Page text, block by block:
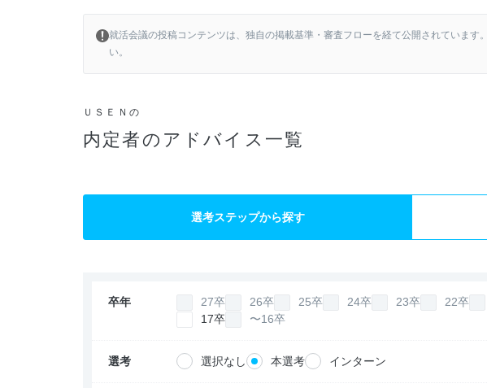
就活会議の投稿コンテンツは、独自の掲載基準・審査フローを経て公開されています。
い。
ＵＳＥＮの
内定者のアドバイス一覧
選考ステップから探す
卒年 27卒 26卒 25卒 24卒 23卒 22卒
17卒
〜16卒
選考 選択なし 本選考 インターン